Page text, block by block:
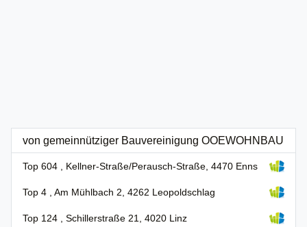
von gemeinnütziger Bauvereinigung OOEWOHNBAU
Top 604 , Kellner-Straße/Perausch-Straße, 4470 Enns
Top 4 , Am Mühlbach 2, 4262 Leopoldschlag
Top 124 , Schillerstraße 21, 4020 Linz